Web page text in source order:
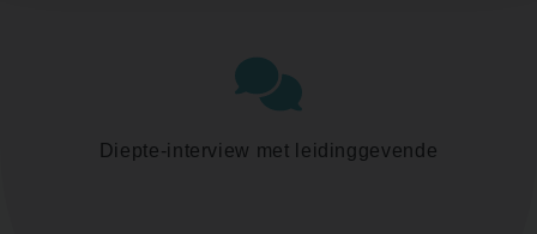
Diepte-interview met leidinggevende